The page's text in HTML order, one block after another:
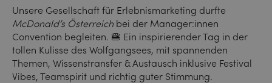
Unsere Gesellschaft für Erlebnismarketing durfte
McDonald’s Österreich bei der Manager:innen
Convention begleiten. 🍔 Ein inspirierender Tag in der
tollen Kulisse des Wolfgangsees, mit spannenden
Themen, Wissenstransfer & Austausch inklusive Festival
Vibes, Teamspirit und richtig guter Stimmung.